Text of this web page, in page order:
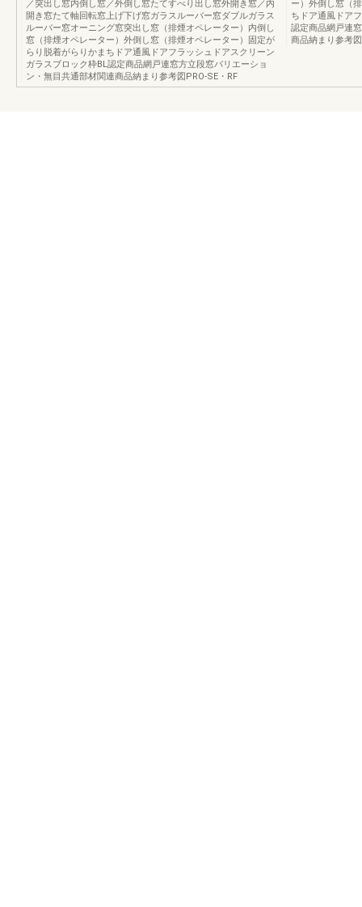
／突出し窓内倒し窓／外倒し窓たてすべり出し窓外開き窓／内
開き窓たて軸回転窓上げ下げ窓ガラスルーバー窓ダブルガラス
ルーバー窓オーニング窓突出し窓（排煙オペレーター）内倒し
窓（排煙オペレーター）外倒し窓（排煙オペレーター）固定が
らり脱着がらりかまちドア通風ドアフラッシュドアスクリーン
ガラスブロック枠BL認定商品網戸連窓方立段窓バリエーショ
ン・無目共通部材関連商品納まり参考図PRO-SE・RF
ー）外倒し窓（
ちドア通風ドア
認定商品網戸連
商品納まり参考